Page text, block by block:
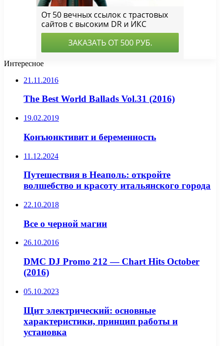
Интересное
21.11.2016
The Best World Ballads Vol.31 (2016)
19.02.2019
Конъюнктивит и беременность
11.12.2024
Путешествия в Неаполь: откройте
волшебство и красоту итальянского города
22.10.2018
Все о черной магии
26.10.2016
DMC DJ Promo 212 — Chart Hits October
(2016)
05.10.2023
Щит электрический: основные
характеристики, принцип работы и
установка